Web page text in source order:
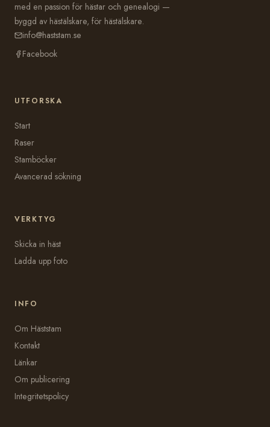
med en passion för hästar och genealogi —
byggd av hästälskare, för hästälskare.
info@haststam.se
Facebook
UTFORSKA
Start
Raser
Stamböcker
Avancerad sökning
VERKTYG
Skicka in häst
Ladda upp foto
INFO
Om Häststam
Kontakt
Länkar
Om publicering
Integritetspolicy